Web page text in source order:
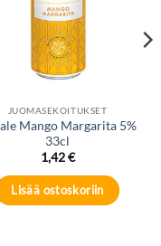
JUOMASEKOITUKSET
Mango Margarita 5%
33cl
1,42€
Lisää ostoskoriin